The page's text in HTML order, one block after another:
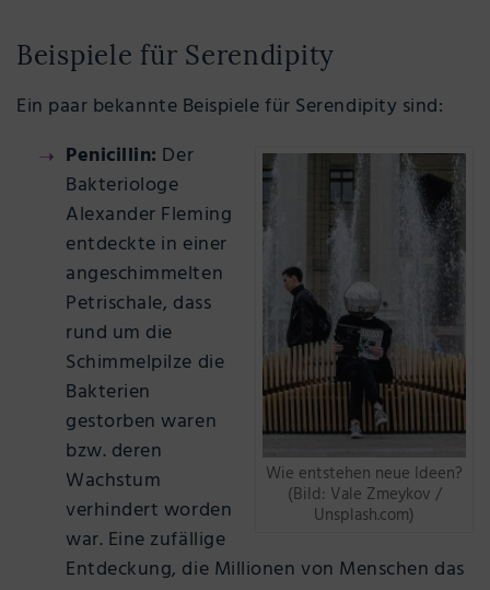
Beispiele für Serendipity
Ein paar bekannte Beispiele für Serendipity sind:
Wie entstehen neue Ideen?
(Bild: Vale Zmeykov /
Unsplash.com)
Penicillin: Der
Bakteriologe
Alexander Fleming
entdeckte in einer
angeschimmelten
Petrischale, dass
rund um die
Schimmelpilze die
Bakterien
gestorben waren
bzw. deren
Wachstum
verhindert worden
war. Eine zufällige
Entdeckung, die Millionen von Menschen das